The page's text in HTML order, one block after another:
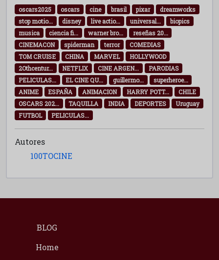
oscars2025 oscars cine brasil pixar
dreamworks
stop motio...
disney live actio... universal...
biopics
musica
ciencia fi... warner bro...
reseñas 20...
CINEMACON
spiderman terror
COMEDIAS
TOM CRUISE
CHINA MARVEL
HOLLYWOOD
2Othcentur...
NETFLIX CINE ARGEN...
PARODIAS
PELICULAS...
EL CINE QU... guillermo...
superheroe...
ANIME
ESPAÑA ANIMACION HARRY POTT...
CHILE
OSCARS 202...
TAQUILLA INDIA DEPORTES
Uruguay
FUTBOL
PELICULAS...
Autores
100TOCINE
BLOG
Home